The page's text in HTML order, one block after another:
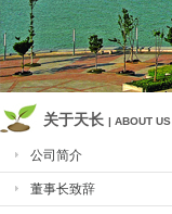
关于天长 | ABOUT US
公司简介
董事长致辞